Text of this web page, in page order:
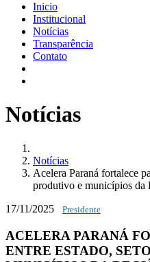
Inicio
Institucional
Notícias
Transparência
Contato
Notícias
Notícias
Acelera Paraná fortalece
produtivo e municípios da
17/11/2025 Presidente
ACELERA PARANÁ
ENTRE ESTADO,